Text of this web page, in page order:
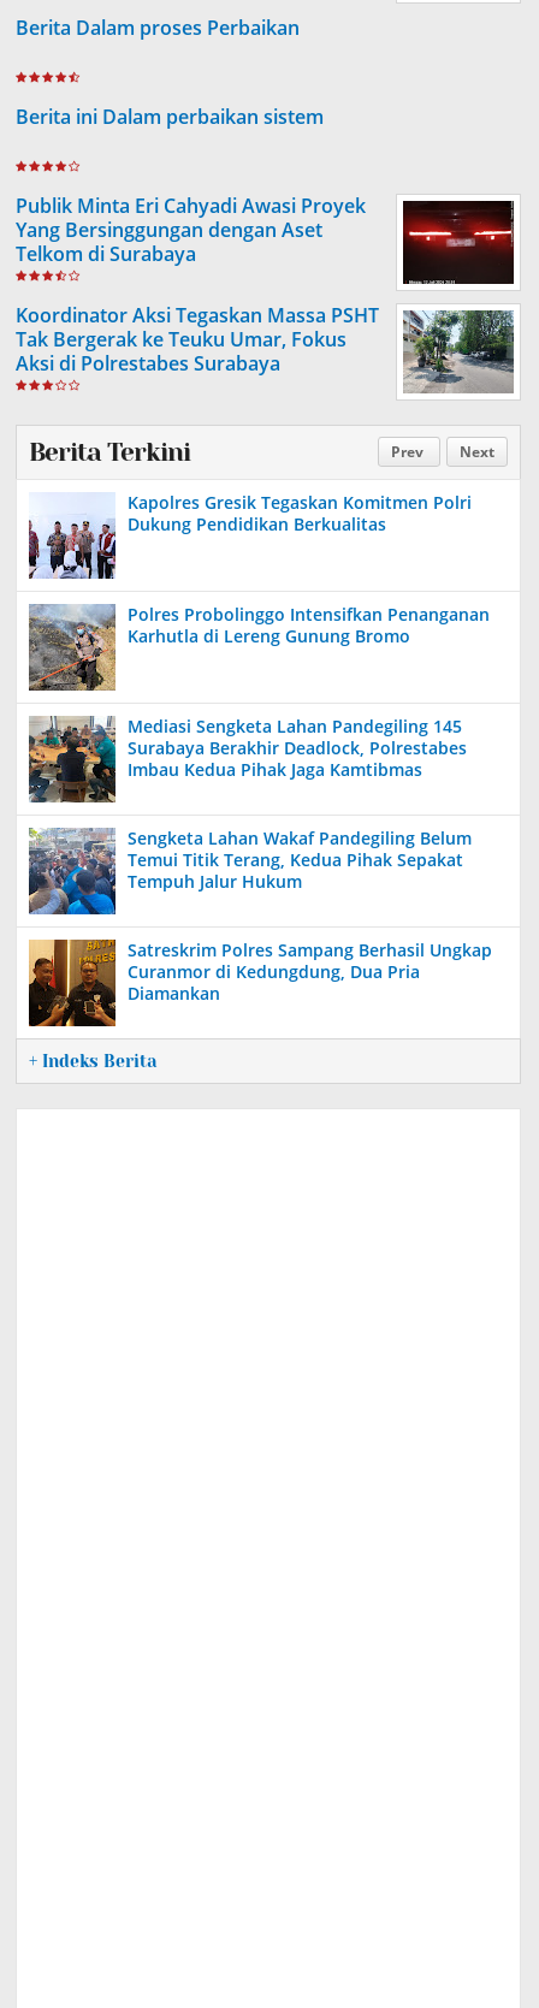
Berita Dalam proses Perbaikan
Berita ini Dalam perbaikan sistem
Publik Minta Eri Cahyadi Awasi Proyek
Yang Bersinggungan dengan Aset
Telkom di Surabaya
Koordinator Aksi Tegaskan Massa PSHT
Tak Bergerak ke Teuku Umar, Fokus
Aksi di Polrestabes Surabaya
Prev Next
Berita Terkini
Kapolres Gresik Tegaskan Komitmen Polri
Dukung Pendidikan Berkualitas
Polres Probolinggo Intensifkan Penanganan
Karhutla di Lereng Gunung Bromo
Mediasi Sengketa Lahan Pandegiling 145
Surabaya Berakhir Deadlock, Polrestabes
Imbau Kedua Pihak Jaga Kamtibmas
Sengketa Lahan Wakaf Pandegiling Belum
Temui Titik Terang, Kedua Pihak Sepakat
Tempuh Jalur Hukum
Satreskrim Polres Sampang Berhasil Ungkap
Curanmor di Kedungdung, Dua Pria
Diamankan
+ Indeks Berita